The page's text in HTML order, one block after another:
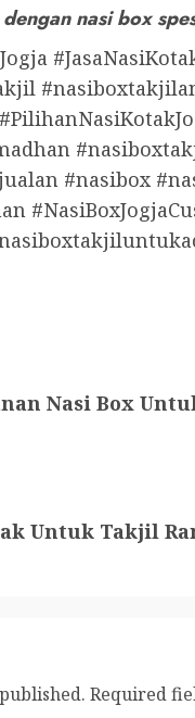
nasi box
#nasibox
Nasi Box
Untuk Takjil
Required